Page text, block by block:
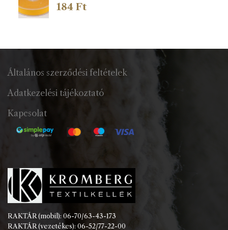
184 Ft
Általános szerződési feltételek
Adatkezelési tájékoztató
Kapcsolat
RAKTÁR (mobil): 06-70/63-43-173
RAKTÁR (vezetékes): 06-52/77-22-00